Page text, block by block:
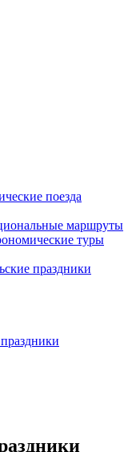
поезда
маршруты
туры
праздники